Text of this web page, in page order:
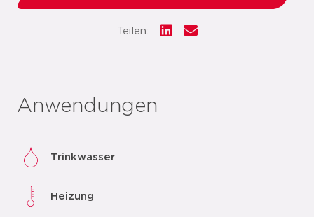
Teilen:
Anwendungen
Trinkwasser
Heizung